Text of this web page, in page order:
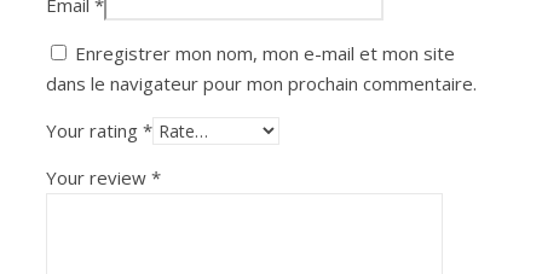
Email *
Enregistrer mon nom, mon e-mail et mon site
dans le navigateur pour mon prochain commentaire.
Your rating *
Your review *